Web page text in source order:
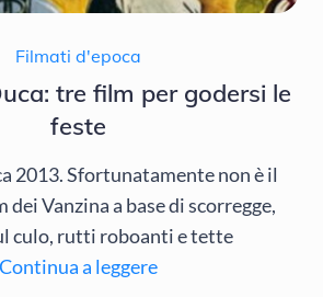
Filmati d'epoca
tre film per godersi le
feste
2013. Sfortunatamente non è il
Vanzina a base di scorregge,
culo, rutti roboanti e tette
Continua a leggere